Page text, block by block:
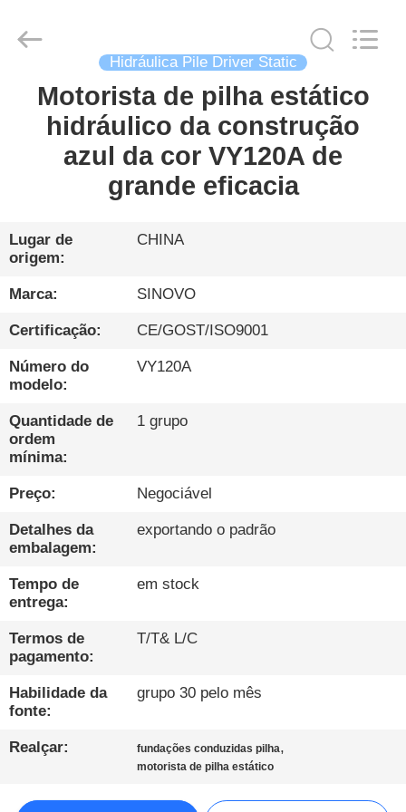
CASA
PRODUTOS
DE
RV
SOBRE
NÓS
EXCURSÃO
DA
CONTROLE
DA
QUALIDADE
CONTACTE-
CONVERSAR
AGORA
Sinovo
Heavy
Reserved.
Hidráulica Pile Driver Static
Motorista de pilha estático
hidráulico da construção
azul da cor VY120A de
grande eficacia
Lugar de
origem:
CHINA
Marca: SINOVO
Certificação: CE/GOST/ISO9001
Número do
modelo:
VY120A
Quantidade de
ordem
mínima:
1 grupo
Preço: Negociável
Detalhes da
embalagem:
exportando o padrão
Tempo de
entrega:
em stock
Termos de
pagamento:
T/T& L/C
Habilidade da
fonte:
grupo 30 pelo mês
Realçar: fundações conduzidas pilha,
motorista de pilha estático